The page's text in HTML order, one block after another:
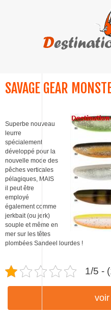
TO
SAVAGE GEAR
Superbe nouveau
leurre
spécialement
développé pour la
nouvelle mode des
pêches verticales
pélagiques, MAIS
il peut être
employé
également comme
jerkbait (ou jerk)
souple et même en
mer sur les têtes
plombées Sandeel lourdes !
1/5 -